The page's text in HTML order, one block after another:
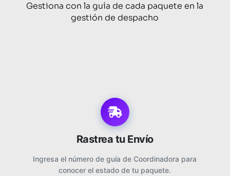
Gestiona con la guía de cada paquete en la
gestión de despacho
Rastrea tu Envío
Ingresa el número de guía de Coordinadora para
conocer el estado de tu paquete.